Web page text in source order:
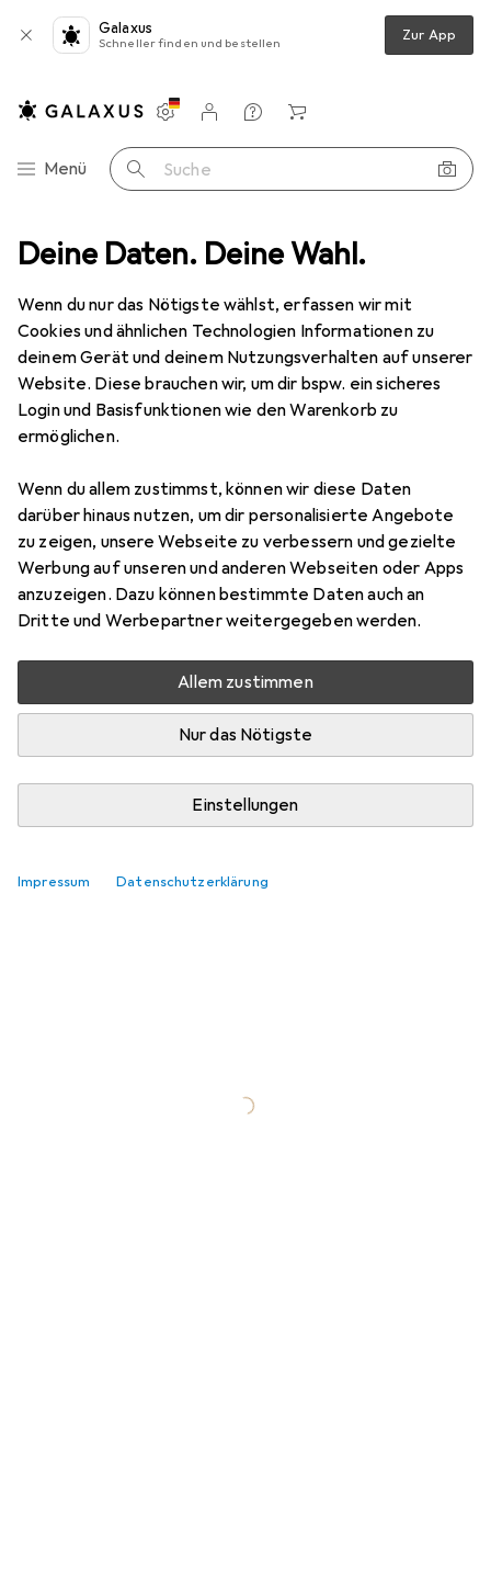
Deine Daten. Deine Wahl.
Wenn du nur das Nötigste wählst, erfassen wir mit
Cookies und ähnlichen Technologien Informationen zu
deinem Gerät und deinem Nutzungsverhalten auf unserer
Website. Diese brauchen wir, um dir bspw. ein sicheres
Login und Basisfunktionen wie den Warenkorb zu
ermöglichen.
Wenn du allem zustimmst, können wir diese Daten
darüber hinaus nutzen, um dir personalisierte Angebote
zu zeigen, unsere Webseite zu verbessern und gezielte
Werbung auf unseren und anderen Webseiten oder Apps
anzuzeigen. Dazu können bestimmte Daten auch an
Dritte und Werbepartner weitergegeben werden.
Allem zustimmen
Nur das Nötigste
Einstellungen
Impressum Datenschutzerklärung
Galaxus
Schneller finden und bestellen Zur App
Navigation nach Kategorien
Menü Suche
Einstellungen
Kundenkonto
Vergleichslisten
Merklisten
Warenkorb
Digimon
Kategorien anzeigen